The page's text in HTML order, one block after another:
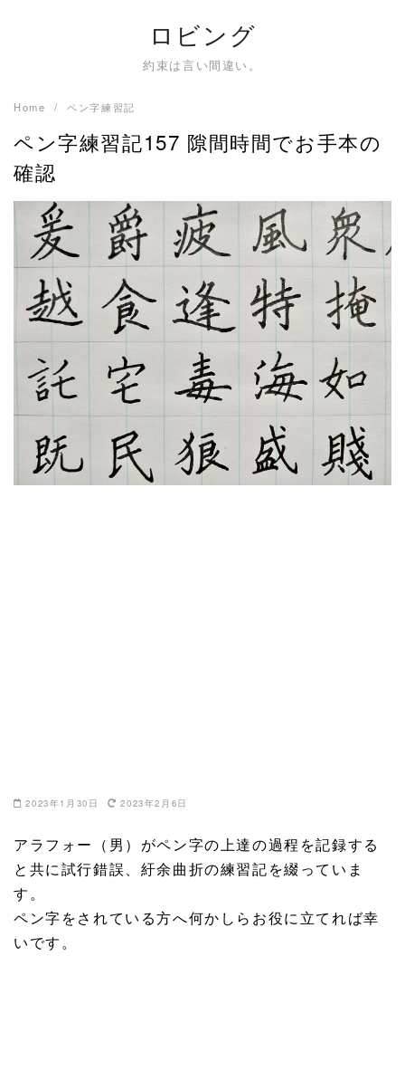
ロビング
約束は言い間違い。
Home ペン字練習記
ペン字練習記157 隙間時間でお手本の
確認
2023年1月30日 2023年2月6日
アラフォー（男）がペン字の上達の過程を記録する
と共に試行錯誤、紆余曲折の練習記を綴っていま
す。
ペン字をされている方へ何かしらお役に立てれば幸
いです。